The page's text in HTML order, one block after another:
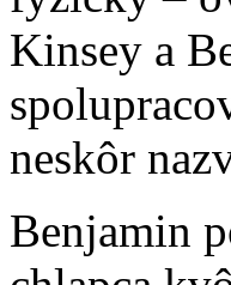
Kinsey a
neskôr
Benjamin